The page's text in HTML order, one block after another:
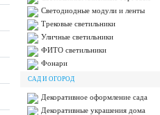
Светодиодные модули и ленты
Трековые светильники
Уличные светильники
ФИТО светильники
Фонари
САД И ОГОРОД
Декоративное оформление сада
Декоративные украшения дома